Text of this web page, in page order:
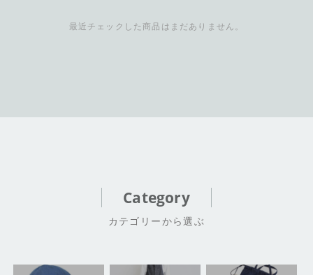
最近チェックした商品はまだありません。
Category
カテゴリーから選ぶ